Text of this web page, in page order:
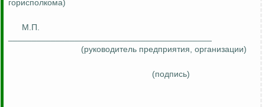
горисполкома)
М.П.
(руководитель предприятия, организации)
(подпись)